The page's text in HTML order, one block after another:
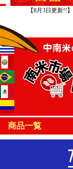
【8月3日更新!!】
商品一覧